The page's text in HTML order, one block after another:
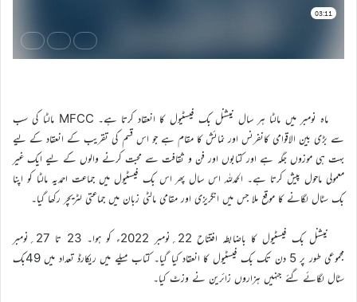
ماہ نومبر میں مالٹا ہر سال نیشنل بک فیسٹیول کا انعقاد کرتا ہے۔ MFCC مالٹا کی سب
سے بڑی بین الاقوامی کانفرنس اور نمائش کا مقام ہے جو اس قسم کی تقریب کے انعقاد کے لیے
بہت ہی موزوں جگہ ہے اور کتابوں اور فن و ثقافت سے محبت کرنے والوں کے لیے ایک غیر
معمولی ماحول پیش کرتا ہے۔ الحمدللہ اس سال پھر اس بک فیسٹیول میں جماعت احمدیہ مالٹا کو اپنا
بک سٹال لگانے کا موقع ملا جس میں انگریزی اور مقامی مالٹی زبان میں جماعتی لٹریچر رکھا گیا۔
نیشنل بک فیسٹیول کا باضابطہ افتتاح 22؍نومبر 2022ء کو ہوا۔ 23 تا 27؍نومبر
مجموعی طور پر 5 دن تک بک فیسٹیول کا انعقاد کیا گیا۔ کتاب میلے میں ریکارڈ تعداد میں 49بک
سٹال لگائے گئے جنہیں ہزاروں زائرین نے وزٹ کیا۔